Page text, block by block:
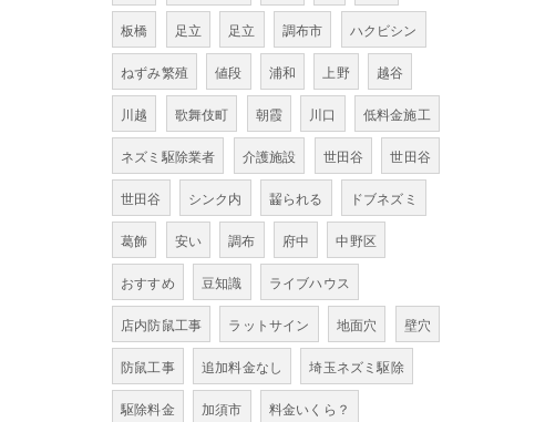
板橋 足立 足立 調布市 ハクビシン
ねずみ繁殖 値段 浦和 上野 越谷
川越 歌舞伎町 朝霞 川口 低料金施工
ネズミ駆除業者 介護施設 世田谷 世田谷
世田谷 シンク内 齧られる ドブネズミ
葛飾 安い 調布 府中 中野区
おすすめ 豆知識 ライブハウス
店内防鼠工事 ラットサイン 地面穴 壁穴
防鼠工事 追加料金なし 埼玉ネズミ駆除
駆除料金 加須市 料金いくら？